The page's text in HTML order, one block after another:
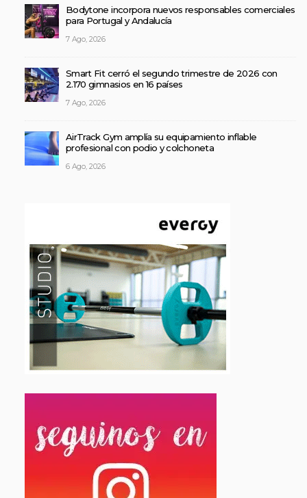
Bodytone incorpora nuevos responsables comerciales
para Portugal y Andalucía
7 Ago, 2026
Smart Fit cerró el segundo trimestre de 2026 con
2.170 gimnasios en 16 países
7 Ago, 2026
AirTrack Gym amplía su equipamiento inflable
profesional con podio y colchoneta
6 Ago, 2026